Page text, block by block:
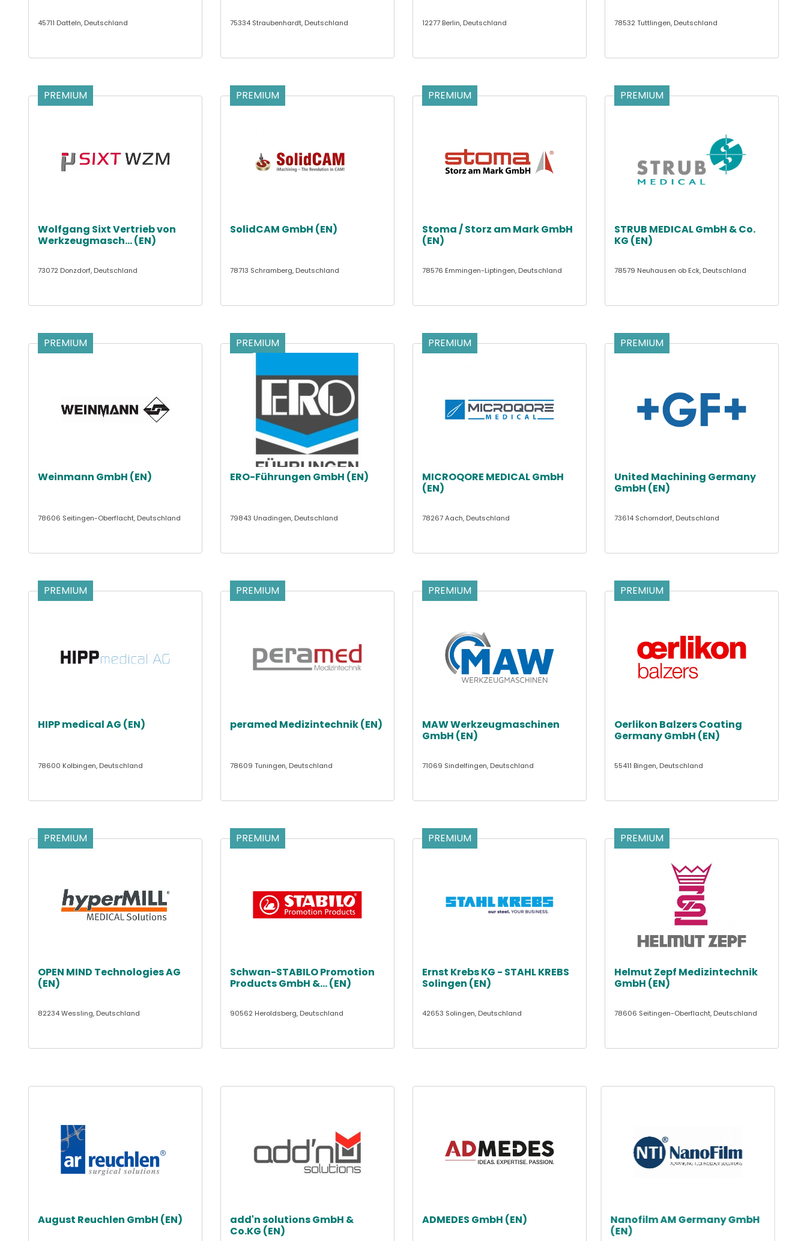
45711 Datteln, Deutschland 75334 Straubenhardt, Deutschland 12277 Berlin, Deutschland 78532 Tuttlingen, Deutschland
PREMIUM
Wolfgang Sixt Vertrieb von
Werkzeugmasch... (EN)
73072 Donzdorf, Deutschland
PREMIUM
SolidCAM GmbH (EN)
78713 Schramberg, Deutschland
PREMIUM
Stoma / Storz am Mark GmbH
(EN)
78576 Emmingen-Liptingen, Deutschland
PREMIUM
STRUB MEDICAL GmbH & Co.
KG (EN)
78579 Neuhausen ob Eck, Deutschland
PREMIUM
Weinmann GmbH (EN)
78606 Seitingen-Oberflacht, Deutschland
PREMIUM
ERO-Führungen GmbH (EN)
79843 Unadingen, Deutschland
PREMIUM
MICROQORE MEDICAL GmbH
(EN)
78267 Aach, Deutschland
PREMIUM
United Machining Germany
GmbH (EN)
73614 Schorndorf, Deutschland
PREMIUM
HIPP medical AG (EN)
78600 Kolbingen, Deutschland
PREMIUM
peramed Medizintechnik (EN)
78609 Tuningen, Deutschland
PREMIUM
MAW Werkzeugmaschinen
GmbH (EN)
71069 Sindelfingen, Deutschland
PREMIUM
Oerlikon Balzers Coating
Germany GmbH (EN)
55411 Bingen, Deutschland
PREMIUM
OPEN MIND Technologies AG
(EN)
82234 Wessling, Deutschland
PREMIUM
Schwan-STABILO Promotion
Products GmbH &... (EN)
90562 Heroldsberg, Deutschland
PREMIUM
Ernst Krebs KG - STAHL KREBS
Solingen (EN)
42653 Solingen, Deutschland
PREMIUM
Helmut Zepf Medizintechnik
GmbH (EN)
78606 Seitingen-Oberflacht, Deutschland
August Reuchlen GmbH (EN)
add'n solutions GmbH &
Co.KG (EN)
ADMEDES GmbH (EN)
Nanofilm AM Germany GmbH
(EN)